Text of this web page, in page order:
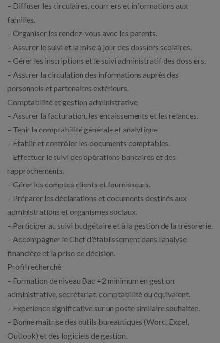
– Diffuser les circulaires, courriers et informations aux
familles.
– Organiser les rendez-vous avec les parents.
– Assurer le suivi et la mise à jour des dossiers scolaires.
– Gérer les inscriptions et le suivi administratif des dossiers.
– Assurer la circulation des informations auprès des
personnels et partenaires extérieurs.
Comptabilité et gestion administrative
– Assurer la facturation, les encaissements et les relances.
– Tenir la comptabilité générale et analytique.
– Établir et contrôler les documents comptables.
– Effectuer le suivi des opérations bancaires et des
rapprochements.
– Gérer les comptes clients et fournisseurs.
– Préparer les déclarations et documents destinés aux
administrations et organismes sociaux.
– Participer au suivi budgétaire et à la gestion de la trésorerie.
– Accompagner le Chef d’établissement dans l’analyse
financière et la prise de décision.
Profil recherché
– Formation de niveau Bac +2 minimum en gestion
administrative, secrétariat, comptabilité ou équivalent.
– Expérience significative sur un poste similaire souhaitée.
– Bonne maîtrise des outils bureautiques (Word, Excel,
Outlook) et des logiciels de gestion.